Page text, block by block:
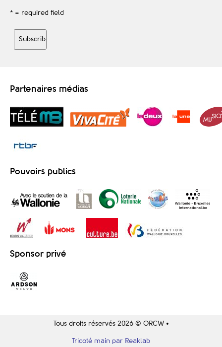
* = required field
Partenaires médias
Pouvoirs publics
Sponsor privé
Tous droits réservés 2026 © ORCW •
Tricoté main par Reaklab